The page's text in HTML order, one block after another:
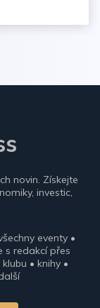
novin. Získejte
investic,
eventy •
s redakcí přes
• knihy •